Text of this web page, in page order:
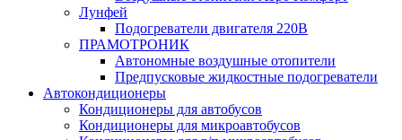
Лунфей
Подогреватели двигателя 220В
ПРАМОТРОНИК
Автономные воздушные отопители
Предпусковые жидкостные подогреватели
Автокондиционеры
Кондиционеры для автобусов
Кондиционеры для микроавтобусов